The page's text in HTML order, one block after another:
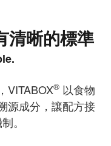
清晰的標準
VITABOX® 以食物
源成分，讓配方接
。